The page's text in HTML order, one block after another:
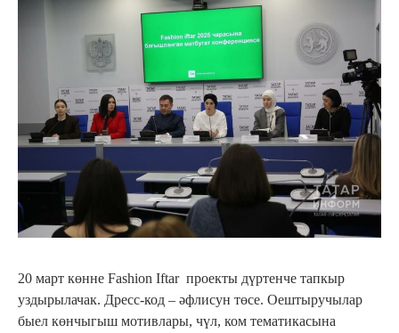
20 март көнне Fashion Iftar проекты дүртенче тапкыр
уздырылачак. Дресс-код – әфлисун төсе. Оештыручылар
быел көнчыгыш мотивлары, чүл, ком тематикасына